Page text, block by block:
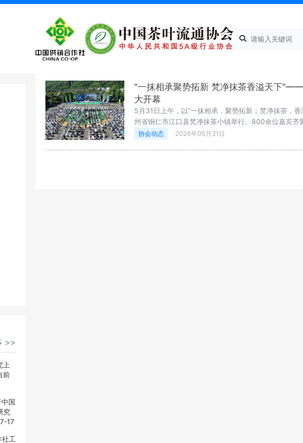
>>
上
前
国
究
17
社工
梵净抹茶小镇
列表
“一抹相承聚势拓新 梵净抹茶香溢天下
大开幕
5月31日上午，以“一抹相承，聚势拓新；梵净抹茶，
州省铜仁市江口县梵净抹茶小镇举行。800余位嘉宾齐
政府副省长郭成林，中国茶叶流通协会会长、全国茶叶
协会动态 2026年05月31日